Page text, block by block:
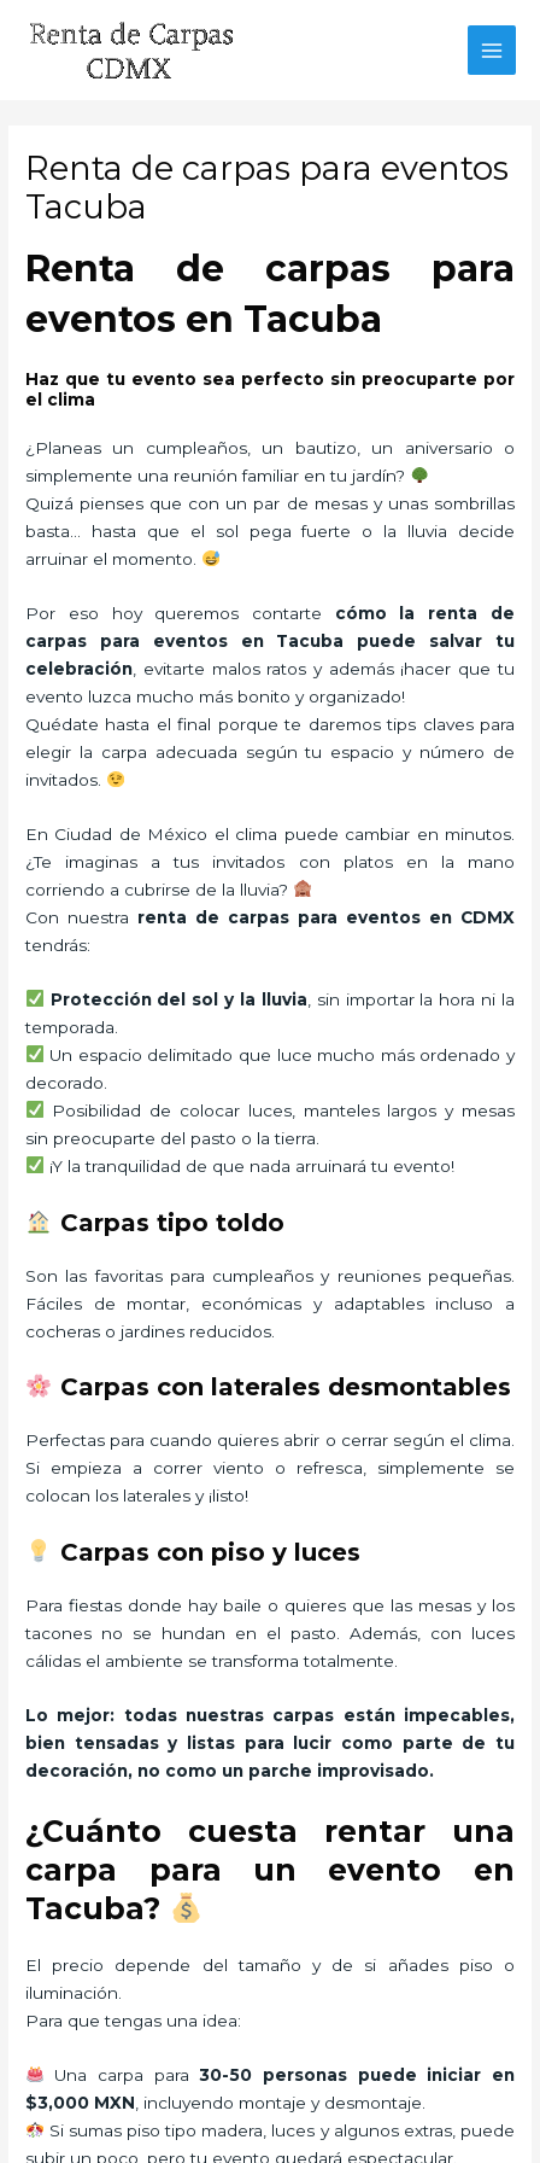
Renta de carpas para eventos
Tacuba
Renta de carpas para
eventos en Tacuba
Haz que tu evento sea perfecto sin preocuparte por
el clima
¿Planeas un cumpleaños, un bautizo, un aniversario o
simplemente una reunión familiar en tu jardín?
Quizá pienses que con un par de mesas y unas sombrillas
basta… hasta que el sol pega fuerte o la lluvia decide
arruinar el momento.
Por eso hoy queremos contarte cómo la renta de
carpas para eventos en Tacuba puede salvar tu
celebración , evitarte malos ratos y además ¡hacer que tu
evento luzca mucho más bonito y organizado!
Quédate hasta el final porque te daremos tips claves para
elegir la carpa adecuada según tu espacio y número de
invitados.
En Ciudad de México el clima puede cambiar en minutos.
¿Te imaginas a tus invitados con platos en la mano
corriendo a cubrirse de la lluvia?
Con nuestra renta de carpas para eventos en CDMX
tendrás:
Protección del sol y la lluvia , sin importar la hora ni la
temporada.
Un espacio delimitado que luce mucho más ordenado y
decorado.
Posibilidad de colocar luces, manteles largos y mesas
sin preocuparte del pasto o la tierra.
¡Y la tranquilidad de que nada arruinará tu evento!
Carpas tipo toldo
Son las favoritas para cumpleaños y reuniones pequeñas.
Fáciles de montar, económicas y adaptables incluso a
cocheras o jardines reducidos.
Carpas con laterales desmontables
Perfectas para cuando quieres abrir o cerrar según el clima.
Si empieza a correr viento o refresca, simplemente se
colocan los laterales y ¡listo!
Carpas con piso y luces
Para fiestas donde hay baile o quieres que las mesas y los
tacones no se hundan en el pasto. Además, con luces
cálidas el ambiente se transforma totalmente.
Lo mejor: todas nuestras carpas están impecables,
bien tensadas y listas para lucir como parte de tu
decoración, no como un parche improvisado.
¿Cuánto cuesta rentar una
carpa para un evento en
Tacuba?
El precio depende del tamaño y de si añades piso o
iluminación.
Para que tengas una idea:
Una carpa para30-50 personas puede iniciar en
$3,000 MXN , incluyendo montaje y desmontaje.
Si sumas piso tipo madera, luces y algunos extras, puede
subir un poco, pero tu evento quedará espectacular.